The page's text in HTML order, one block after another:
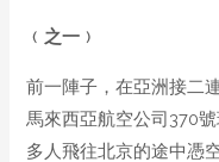
﹙之一﹚
前一陣子，在亞洲接二
馬來西亞航空公司370
多人飛往北京的途中憑